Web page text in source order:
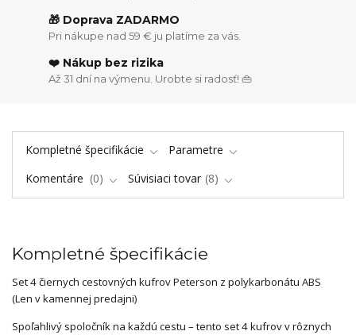
🎁 Doprava ZADARMO
Pri nákupe nad 59 € ju platíme za vás.
❤️ Nákup bez rizika
Až 31 dní na výmenu. Urobte si radosť! 👜
Kompletné špecifikácie
Parametre
Komentáre
0 Súvisiaci tovar 8
Kompletné špecifikácie
Set 4 čiernych cestovných kufrov Peterson z polykarbonátu ABS
(Len v kamennej predajni)
Spoľahlivý spoločník na každú cestu – tento set 4 kufrov v rôznych